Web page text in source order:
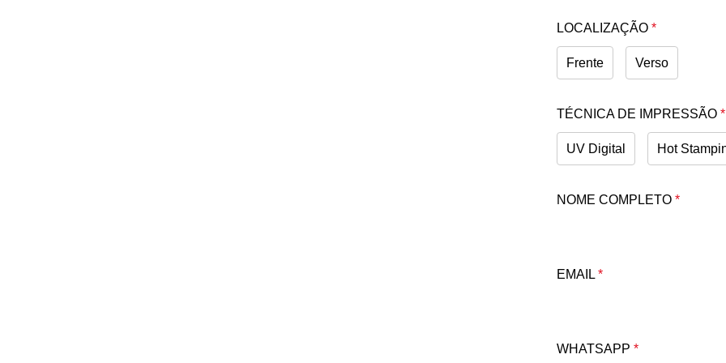
LOCALIZAÇÃO *
Frente Verso
TÉCNICA DE IMPRESSÃO *
UV Digital Hot
NOME COMPLETO *
EMAIL *
WHATSAPP *